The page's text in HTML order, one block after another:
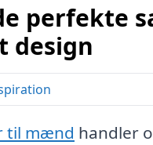
perfekte
design
til mænd handler